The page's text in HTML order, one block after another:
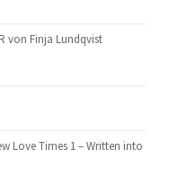
von Finja Lundqvist
Love Times 1 – Written into